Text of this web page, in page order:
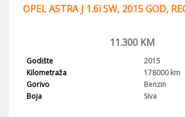
OPEL ASTRA J 1.6i SW, 2015 GOD,
11.300KM
Godište
2015
Kilometraža
178000 km
Gorivo
Benzin
Boja
Siva